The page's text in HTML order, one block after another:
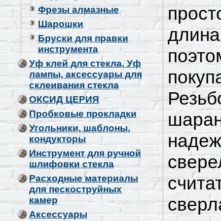
Фрезы алмазные
Шарошки
Бруски для правки
инструмента
Уф клей для стекла, Уф
лампы, аксессуары для
склеивания стекла
ОКСИД ЦЕРИЯ
Пробковые прокладки
Угольники, шаблоны,
кондукторы
Инструмент для ручной
шлифовки стекла
Расходные материалы
для пескоструйных
камер
Аксессуары